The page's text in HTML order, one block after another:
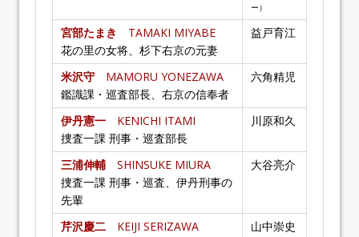
ー）
宮部たまき
TAMAKI MIYABE
花の里の女将、杉下右京の元妻
益戸育江
米沢守 MAMORU YONEZAWA
鑑識課・巡査部長、右京の信奉者
六角精児
伊丹憲一 KENICHI ITAMI
捜査一課 刑事・巡査部長
川原和久
三浦伸輔 SHINSUKE MIURA
捜査一課 刑事・巡査、伊丹刑事の
先輩
大谷亮介
芹沢慶二 KEIJI SERIZAWA
山中崇史